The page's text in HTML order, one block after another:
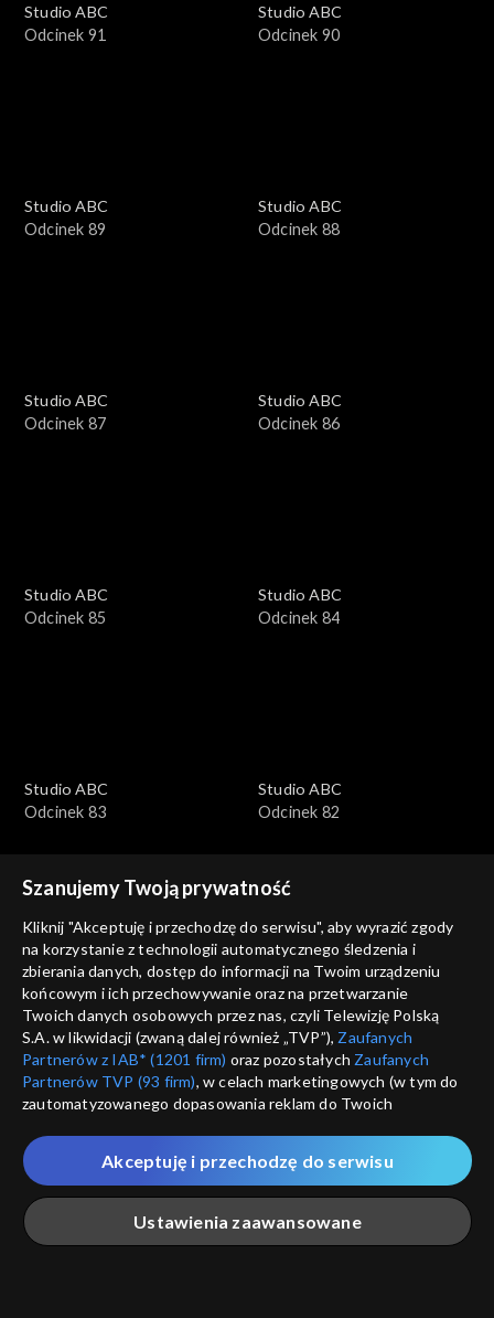
Studio ABC
Odcinek 91
Studio ABC
Odcinek 90
Studio ABC
Odcinek 89
Studio ABC
Odcinek 88
Studio ABC
Odcinek 87
Studio ABC
Odcinek 86
Studio ABC
Odcinek 85
Studio ABC
Odcinek 84
Studio ABC
Odcinek 83
Studio ABC
Odcinek 82
Studio ABC
Odcinek 81
Studio ABC
Odcinek 80
Studio ABC
Odcinek 79
Studio ABC
Odcinek 78
Szanujemy Twoją prywatność
Kliknij "Akceptuję i przechodzę do serwisu", aby wyrazić zgody
na korzystanie z technologii automatycznego śledzenia i
zbierania danych, dostęp do informacji na Twoim urządzeniu
końcowym i ich przechowywanie oraz na przetwarzanie
Twoich danych osobowych przez nas, czyli Telewizję Polską
S.A. w likwidacji (zwaną dalej również „TVP”), Zaufanych
Partnerów z IAB* (1201 firm) oraz pozostałych Zaufanych
Partnerów TVP (93 firm), w celach marketingowych (w tym do
zautomatyzowanego dopasowania reklam do Twoich
które wskazujemy poniżej, a także zgody na udostępnianie
przez nas identyfikatora PPID do Google.
Twoje dane osobowe zbierane podczas odwiedzania przez
Ciebie naszych
poszczególnych serwisówzwanych dalej
„Portalem”, w tym informacje zapisywane za pomocą
Ustawienia zaawansowane
Akceptuję i przechodzę do serwisu